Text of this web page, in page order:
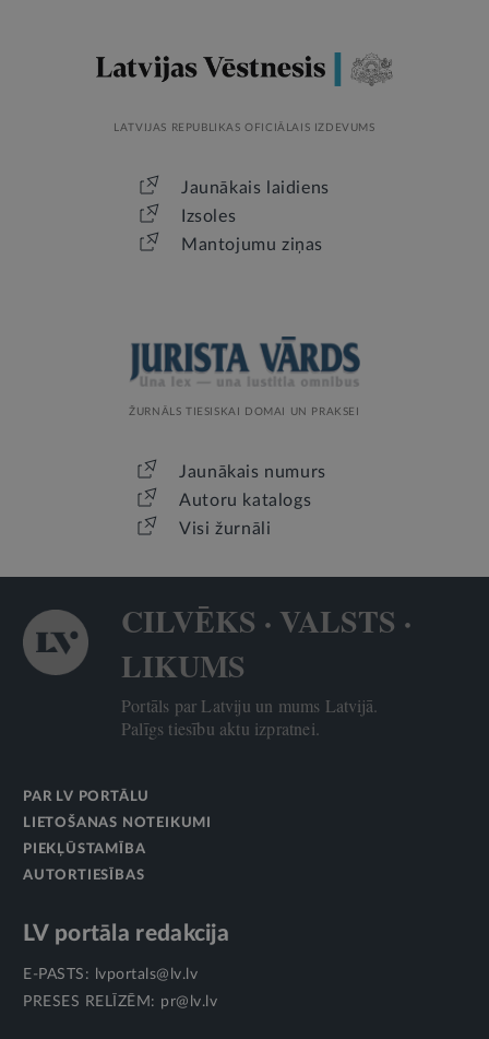
LATVIJAS REPUBLIKAS OFICIĀLAIS IZDEVUMS
Jaunākais laidiens
Izsoles
Mantojumu ziņas
ŽURNĀLS TIESISKAI DOMAI UN PRAKSEI
Jaunākais numurs
Autoru katalogs
Visi žurnāli
CILVĒKS · VALSTS ·
LIKUMS
Portāls par Latviju un mums Latvijā.
Palīgs tiesību aktu izpratnei.
PAR LV PORTĀLU
LIETOŠANAS NOTEIKUMI
PIEKĻŪSTAMĪBA
AUTORTIESĪBAS
LV portāla redakcija
E-PASTS:
lvportals@lv.lv
PRESES RELĪZĒM: pr@lv.lv